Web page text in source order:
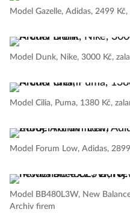
Model Gazelle, Adidas, 2499
Model Dunk, Nike, 3000 Kč,
Model Cilia, Puma, 1380 Kč,
Model Forum Low, Adidas,
Model BB480L3W, New
Archiv firem